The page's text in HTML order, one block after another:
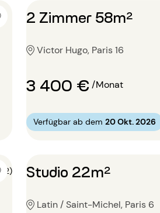
2 Zimmer 58m²
Victor Hugo, Paris 16
3 400 €/Monat
Verfügbar ab dem 20 Okt. 2026
(2) Studio 22m²
Latin / Saint-Michel, Paris 6